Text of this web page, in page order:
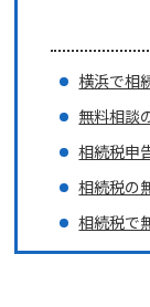
横浜で相
無料相談
相続税申
相続税の
相続税で